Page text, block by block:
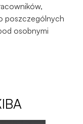
poszczególnych
osobnymi